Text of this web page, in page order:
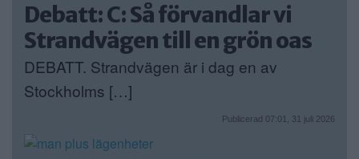
Debatt: C: Så förvandlar vi
Strandvägen till en grön oas
DEBATT. Strandvägen är i dag en av
Stockholms […]
Publicerad 07:01, 31 juli 2026